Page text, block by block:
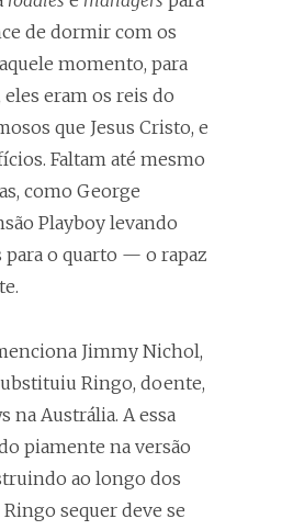
de dormir com os
momento, para
eles eram os reis do
que Jesus Cristo, e
Faltam até mesmo
como George
Playboy levando
o quarto — o rapaz
Jimmy Nichol,
Ringo, doente,
na Austrália. A essa
piamente na versão
ao longo dos
sequer deve se